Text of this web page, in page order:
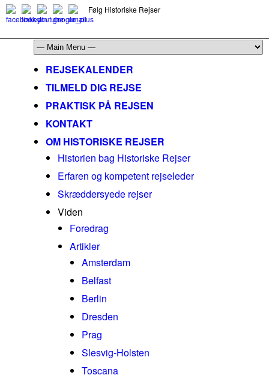
Følg Historiske Rejser
REJSEKALENDER
TILMELD DIG REJSE
PRAKTISK PÅ REJSEN
KONTAKT
OM HISTORISKE REJSER
Historien bag Historiske Rejser
Erfaren og kompetent rejseleder
Skræddersyede rejser
Viden
Foredrag
Artikler
Amsterdam
Belfast
Berlin
Dresden
Prag
Slesvig-Holsten
Toscana